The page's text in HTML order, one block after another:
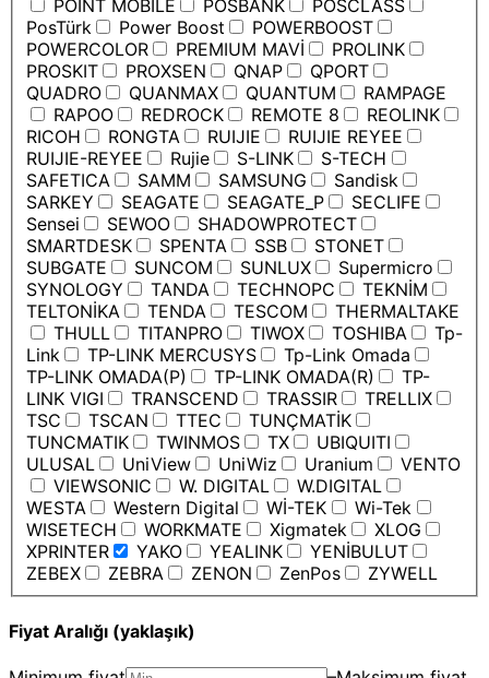
POİNT MOBİLE
POSBANK
POSCLASS
PosTürk
Power Boost
POWERBOOST
POWERCOLOR
PREMIUM MAVİ
PROLINK
PROSKIT
PROXSEN QNAP
QPORT
QUADRO
QUANMAX QUANTUM
RAMPAGE
RAPOO
REDROCK REMOTE 8
REOLINK
RICOH
RONGTA RUIJIE
RUIJIE REYEE
RUIJIE-REYEE
Rujie S-LINK
S-TECH
SAFETICA
SAMM SAMSUNG
Sandisk
SARKEY
SEAGATE SEAGATE_P
SECLIFE
Sensei
SEWOO
SHADOWPROTECT
SMARTDESK
SPENTA SSB
STONET
SUBGATE
SUNCOM SUNLUX
Supermicro
SYNOLOGY
TANDA TECHNOPC
TEKNİM
TELTONİKA
TENDA TESCOM
THERMALTAKE
THULL
TITANPRO TIWOX TOSHIBA
Tp-
Link
TP-LINK MERCUSYS
Tp-Link Omada
TP-LINK OMADA(P)
TP-LINK OMADA(R)
TP-
LINK VIGI
TRANSCEND TRASSIR
TRELLIX
TSC
TSCAN TTEC
TUNÇMATİK
TUNCMATIK
TWINMOS TX
UBIQUITI
ULUSAL
UniView UniWiz Uranium
VENTO
VIEWSONIC
W. DIGITAL
W.DIGITAL
WESTA
Western Digital Wİ-TEK
Wi-Tek
WISETECH
WORKMATE Xigmatek
XLOG
XPRINTER
YAKO YEALINK
YENİBULUT
ZEBEX
ZEBRA ZENON ZenPos ZYWELL
Fiyat Aralığı (yaklaşık)